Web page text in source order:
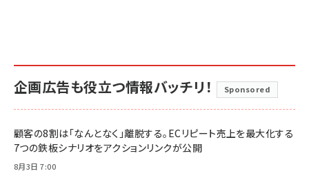
企画広告も役立つ情報バッチリ！ Sponsored
顧客の8割は「なんとなく」離脱する。ECリピート売上を最大化する
7つの鉄板シナリオをアクションリンクが公開
8月3日 7:00